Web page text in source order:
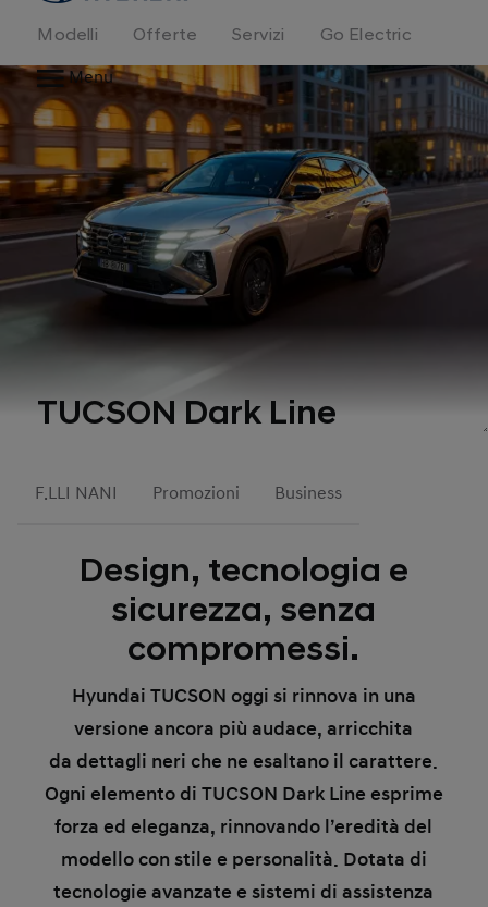
Modelli Offerte Servizi
Go Electric
Menu
TUCSON Dark Line
F.LLI NANI Promozioni Business
Design, tecnologia e
sicurezza, senza
compromessi.
Hyundai TUCSON oggi si rinnova in una
versioneancora più audace, arricchita
da dettagli neri che ne esaltano il carattere.
Ogni elemento di TUCSON Dark Line esprime
forza ed eleganza, rinnovando l’eredità del
modello con stile e personalità. Dotata di
tecnologie avanzate e sistemi di assistenza